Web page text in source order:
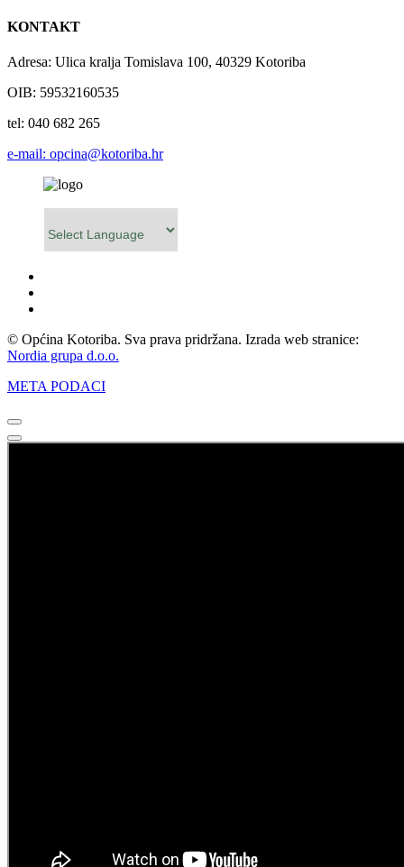
KONTAKT
Adresa: Ulica kralja Tomislava 100, 40329 Kotoriba
OIB: 59532160535
tel: 040 682 265
e-mail: opcina@kotoriba.hr
© Općina Kotoriba. Sva prava pridržana. Izrada web stranice:
Nordia grupa d.o.o.
META PODACI